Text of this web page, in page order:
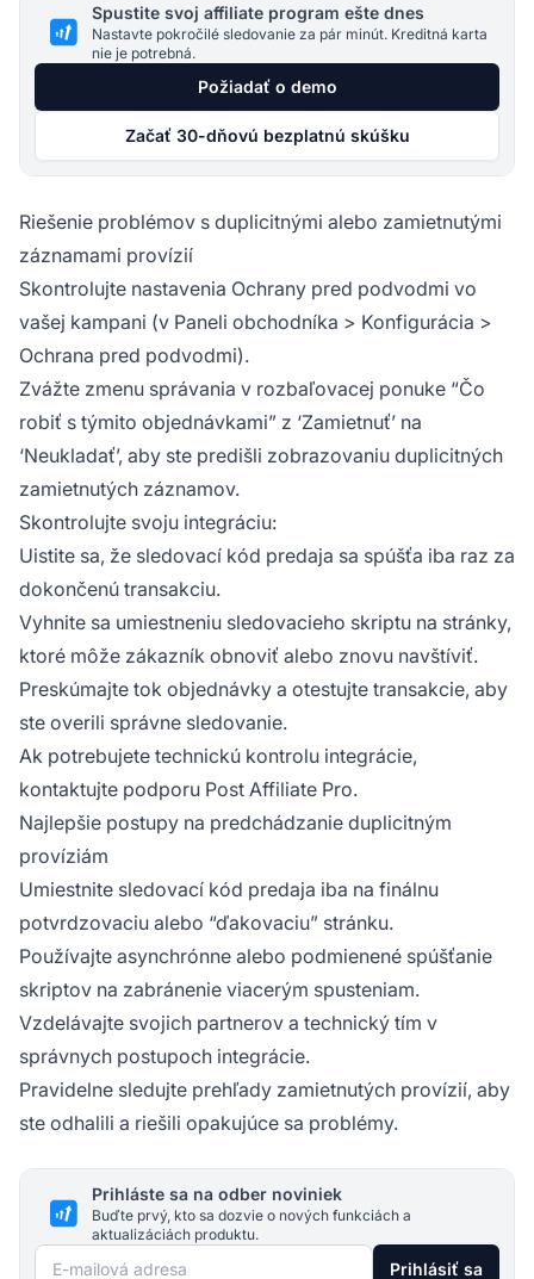
Spustite svoj affiliate program ešte dnes
Nastavte pokročilé sledovanie za pár minút. Kreditná karta
nie je potrebná.
Požiadať o demo
Začať 30-dňovú bezplatnú skúšku
Riešenie problémov s duplicitnými alebo zamietnutými
záznamami provízií
Skontrolujte nastavenia Ochrany pred podvodmi vo
vašej kampani (v Paneli obchodníka > Konfigurácia >
Ochrana pred podvodmi).
Zvážte zmenu správania v rozbaľovacej ponuke “Čo
robiť s týmito objednávkami” z ‘Zamietnuť’ na
‘Neukladať’, aby ste predišli zobrazovaniu duplicitných
zamietnutých záznamov.
Skontrolujte svoju integráciu:
Uistite sa, že sledovací kód predaja sa spúšťa iba raz za
dokončenú transakciu.
Vyhnite sa umiestneniu sledovacieho skriptu na stránky,
ktoré môže zákazník obnoviť alebo znovu navštíviť.
Preskúmajte tok objednávky a otestujte transakcie, aby
ste overili správne sledovanie.
Ak potrebujete technickú kontrolu integrácie,
kontaktujte podporu Post Affiliate Pro.
Najlepšie postupy na predchádzanie duplicitným
províziám
Umiestnite sledovací kód predaja iba na finálnu
potvrdzovaciu alebo “ďakovaciu” stránku.
Používajte asynchrónne alebo podmienené spúšťanie
skriptov na zabránenie viacerým spusteniam.
Vzdelávajte svojich partnerov a technický tím v
správnych postupoch integrácie.
Pravidelne sledujte prehľady zamietnutých provízií, aby
ste odhalili a riešili opakujúce sa problémy.
Prihláste sa na odber noviniek
Buďte prvý, kto sa dozvie o nových funkciách a
aktualizáciách produktu.
E-mailová adresa Prihlásiť sa